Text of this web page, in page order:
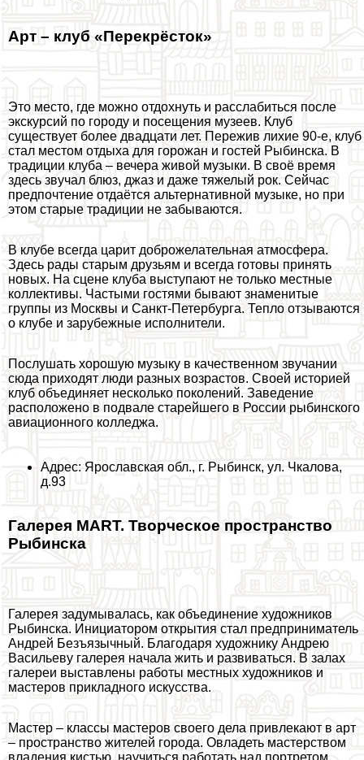
Арт – клуб «Перекрёсток»
Это место, где можно отдохнуть и расслабиться после
экскурсий по городу и посещения музеев. Клуб
существует более двадцати лет. Пережив лихие 90-е, клуб
стал местом отдыха для горожан и гостей Рыбинска. В
традиции клуба – вечера живой музыки. В своё время
здесь звучал блюз, джаз и даже тяжелый рок. Сейчас
предпочтение отдаётся альтернативной музыке, но при
этом старые традиции не забываются.
В клубе всегда царит доброжелательная атмосфера.
Здесь рады старым друзьям и всегда готовы принять
новых. На сцене клуба выступают не только местные
коллективы. Частыми гостями бывают знаменитые
группы из Москвы и Санкт-Петербурга. Тепло отзываются
о клубе и зарубежные исполнители.
Послушать хорошую музыку в качественном звучании
сюда приходят люди разных возрастов. Своей историей
клуб объединяет несколько поколений. Заведение
расположено в подвале старейшего в России рыбинского
авиационного колледжа.
Адрес: Ярославская обл., г. Рыбинск, ул. Чкалова,
д.93
Галерея MART. Творческое прострaнcтво
Рыбинска
Галерея задумывалась, как объединение художников
Рыбинска. Инициатором открытия стал предприниматель
Андрей Безъязычный. Благодаря художнику Андрею
Васильеву галерея начала жить и развиваться. В залах
галереи выставлены работы местных художников и
мастеров прикладного искусства.
Мастер – классы мастеров своего дела привлекают в арт
– прострaнcтво жителей города. Овладеть мастерством
владения кистью, научиться работать над портретом,